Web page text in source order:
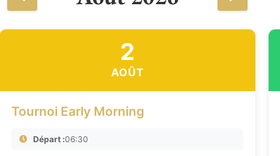
2
AOÛT
Tournoi Early Morning
Départ :06:30